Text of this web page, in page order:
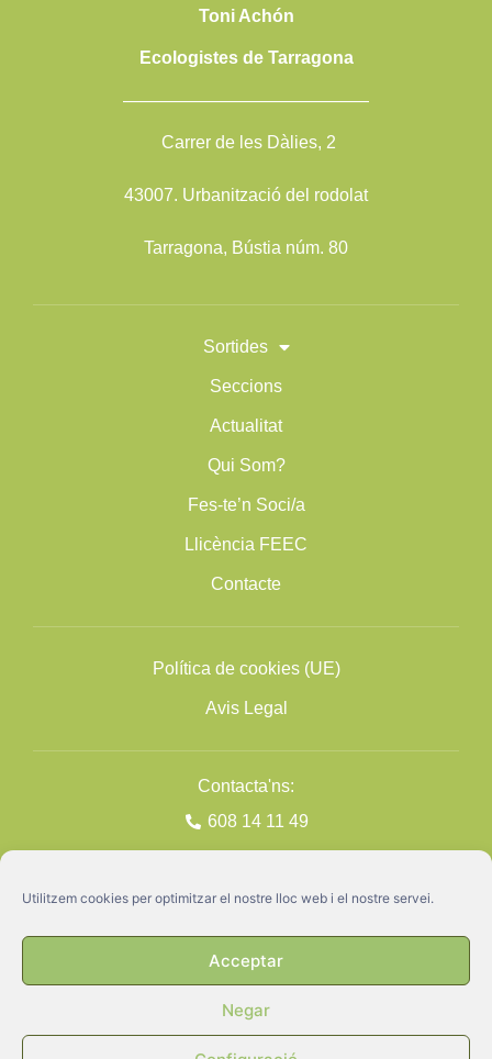
Utilitzem cookies per optimitzar el nostre lloc web i el nostre servei.
Acceptar
Negar
Toni Achón
Ecologistes de Tarragona
——————————————
Carrer de les Dàlies, 2
43007. Urbanització del rodolat
Tarragona, Bústia núm. 80
Sortides
Seccions
Actualitat
Qui Som?
Fes-te’n Soci/a
Llicència FEEC
Contacte
Política de cookies (UE)
Avis Legal
Contacta'ns:
608 14 11 49
GATA ©2026